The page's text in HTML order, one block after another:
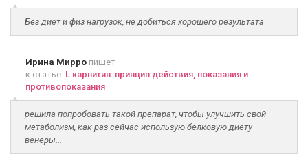
Без диет и физ нагрузок, не добиться хорошего результата
Ирина Мирро пишет
к статье: L карнитин: принцип действия, показания и
противопоказания
решила попробовать такой препарат, чтобы улучшить свой
метаболизм, как раз сейчас использую белковую диету
венеры...